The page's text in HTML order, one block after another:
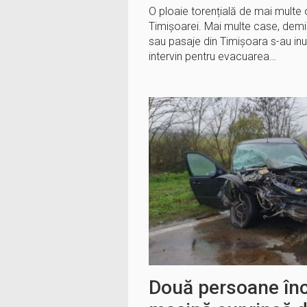
O ploaie torențială de mai multe
Timișoarei. Mai multe case,
sau pasaje din Timișoara s-au
intervin pentru evacuarea…
Două persoane